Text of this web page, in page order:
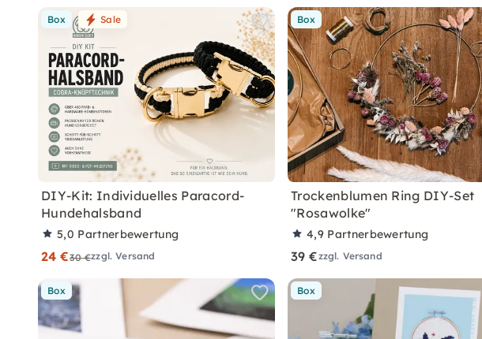
Box Sale
DIY-Kit: Individuelles Paracord-
Hundehalsband
5,0 Partnerbewertung
24 €30 €zzgl. Versand
Box
Trockenblumen Ring DIY-Set
"Rosawolke"
4,9 Partnerbewertung
39 €zzgl. Versand
Box Box